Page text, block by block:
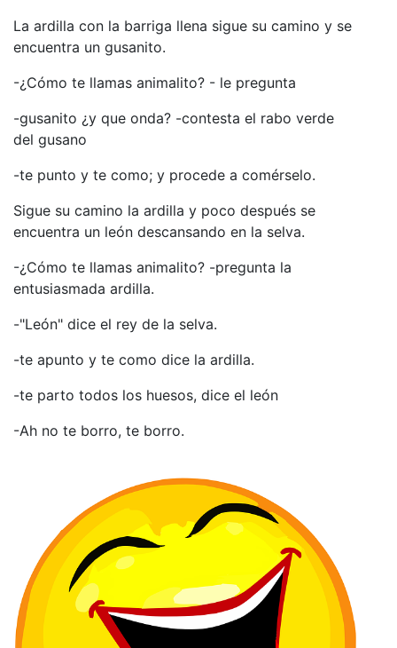
La ardilla con la barriga llena sigue su camino y se
encuentra un gusanito.
-¿Cómo te llamas animalito? - le pregunta
-gusanito ¿y que onda? -contesta el rabo verde
del gusano
-te punto y te como; y procede a comérselo.
Sigue su camino la ardilla y poco después se
encuentra un león descansando en la selva.
-¿Cómo te llamas animalito? -pregunta la
entusiasmada ardilla.
-"León" dice el rey de la selva.
-te apunto y te como dice la ardilla.
-te parto todos los huesos, dice el león
-Ah no te borro, te borro.